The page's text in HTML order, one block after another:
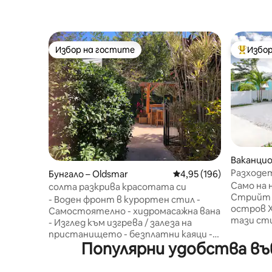
Избор на гостите
Избор на гостите
Бунгало – Oldsmar Средна оценка: 4,95
4,95 (196)
солта разкрива красотата си
- Воден фронт в курортен стил -
Самостоятелно - хидромасажна вана
- Изглед към изгрева / залеза на
пристанището - безплатни каяци -
Кабелна телевизия в интернет /
YouTube - 65 - инчов смарт
Най-
ин
Само на
Стрийт
остров
тази
комфорт. Тропически
Популярни удобства